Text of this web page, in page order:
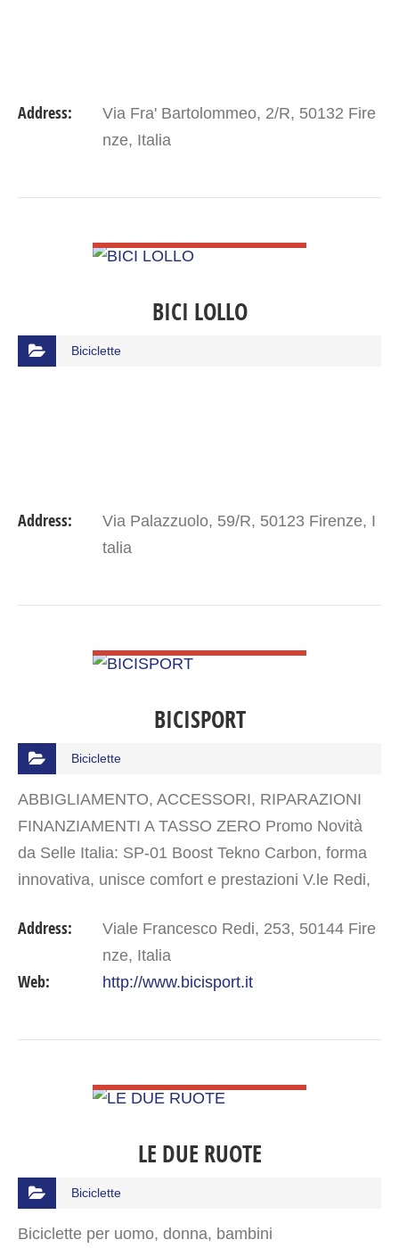
Address:
Via Fra' Bartolommeo, 2/R, 50132 Fire
nze, Italia
BICI LOLLO
Biciclette
Address:
Via Palazzuolo, 59/R, 50123 Firenze, I
talia
BICISPORT
Biciclette
ABBIGLIAMENTO, ACCESSORI, RIPARAZIONI
FINANZIAMENTI A TASSO ZERO Promo Novità
da Selle Italia: SP-01 Boost Tekno Carbon, forma
innovativa, unisce comfort e prestazioni V.le Redi,
Address:
Viale Francesco Redi, 253, 50144 Fire
nze, Italia
Web: http://www.bicisport.it
LE DUE RUOTE
Biciclette
Biciclette per uomo, donna, bambini